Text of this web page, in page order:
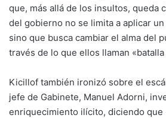
que, más allá de los insultos, queda
del gobierno no se limita a aplicar
sino que busca cambiar el alma del
través de lo que ellos llaman
Kicillof también ironizó sobre el
jefe de Gabinete, Manuel Adorni,
enriquecimiento ilícito, diciendo que